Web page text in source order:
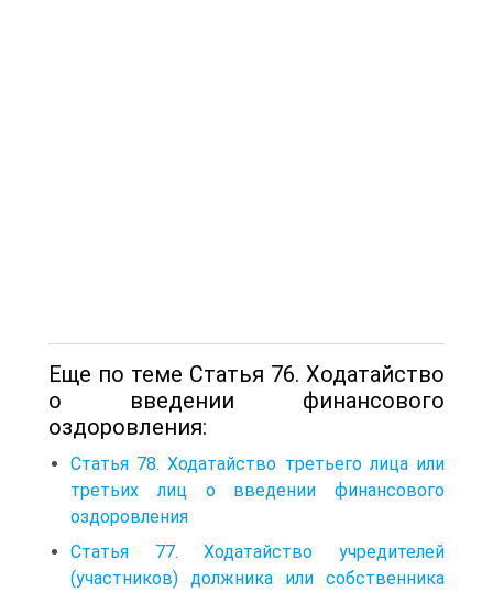
Еще по теме Статья 76. Ходатайство
о введении финансового
оздоровления:
Статья 78. Ходатайство третьего лица или
третьих лиц о введении финансового
оздоровления
Статья 77. Ходатайство учредителей
(участников) должника или собственника